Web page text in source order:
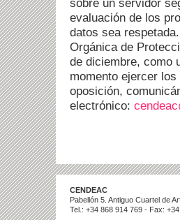
sobre un servidor
evaluación de los
datos sea
Orgánica de
de diciembre, como
momento ejercer
oposición,
electrónico:
CENDEAC
Pabellón 5. Antiguo Cuartel de
Tel.: +34 868 914 769 - Fax: